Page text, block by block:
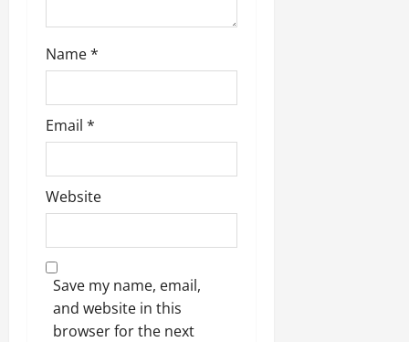
Name*
Email *
Website
Save my name, email,
and website in this
browser for the next